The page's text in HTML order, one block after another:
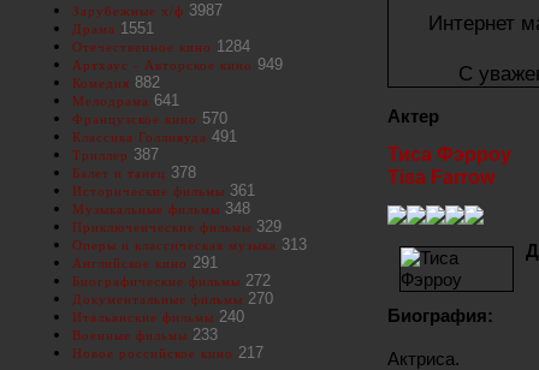
Интернет
С
Актер
Тиса Фэрроу
Tisa Farrow
Биография:
Актриса.
Зарубежные х/ф 3987
Драма 1551
Отечественное кино 1284
Артхаус - Авторское кино 949
Комедия 882
Мелодрама 641
Французское кино 570
Классика Голливуда 491
Триллер 387
Балет и танец 378
Исторические фильмы 361
Музыкальные фильмы 348
Приключенческие фильмы 329
Оперы и классическая музыка 313
Английское кино 291
Биографические фильмы 272
Документальные фильмы 270
Итальянские фильмы 240
Военные фильмы 233
Новое российское кино 217